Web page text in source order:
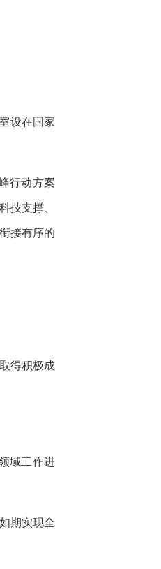
设在国家
行动方案
技支撑、
接有序的
得积极成
域工作进
期实现全